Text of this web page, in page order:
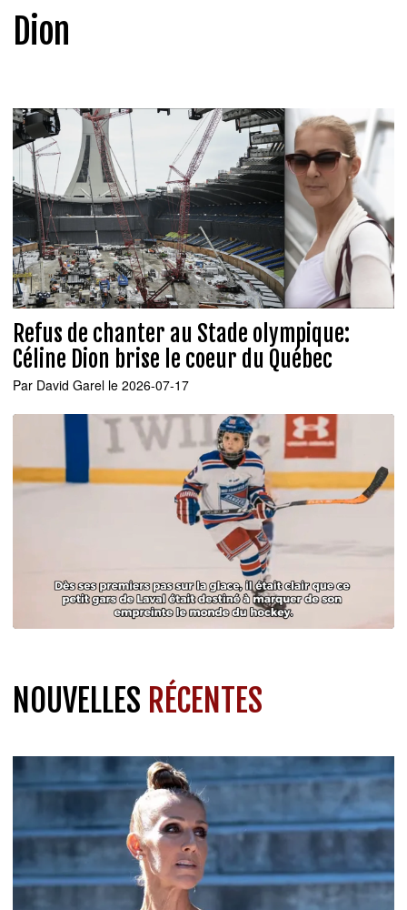
Dion
Refus de chanter au Stade olympique:
Céline Dion brise le coeur du Québec
Par David Garel le 2026-07-17
NOUVELLES RÉCENTES